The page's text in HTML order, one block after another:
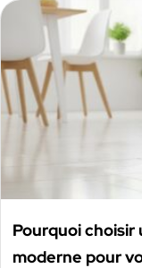
Pourquoi choisir
moderne pour